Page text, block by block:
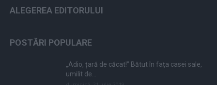
ALEGEREA EDITORULUI
POSTĂRI POPULARE
„Adio, țară de căcat!” Bătut în fața casei sale,
umilit de...